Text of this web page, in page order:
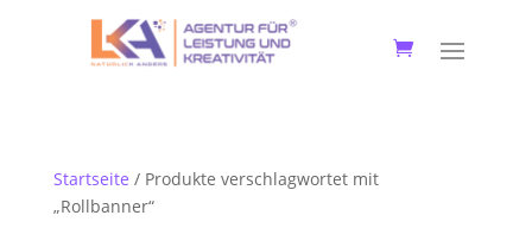
Startseite / Produkte verschlagwortet mit
„Rollbanner“